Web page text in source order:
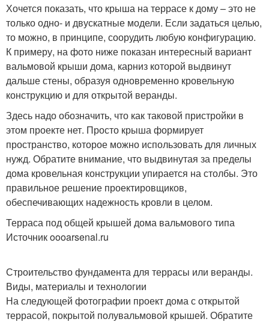
Хочется показать, что крыша на террасе к дому – это не
только одно- и двускатные модели. Если задаться целью,
то можно, в принципе, соорудить любую конфигурацию.
К примеру, на фото ниже показан интересный вариант
вальмовой крыши дома, карниз которой выдвинут
дальше стены, образуя одновременно кровельную
конструкцию и для открытой веранды.
Здесь надо обозначить, что как таковой пристройки в
этом проекте нет. Просто крыша формирует
пространство, которое можно использовать для личных
нужд. Обратите внимание, что выдвинутая за пределы
дома кровельная конструкции упирается на столбы. Это
правильное решение проектировщиков,
обеспечивающих надежность кровли в целом.
Терраса под общей крышей дома вальмового типа
Источник oooarsenal.ru
Строительство фундамента для террасы или веранды.
Виды, материалы и технологии
На следующей фотографии проект дома с открытой
террасой, покрытой полувальмовой крышей. Обратите